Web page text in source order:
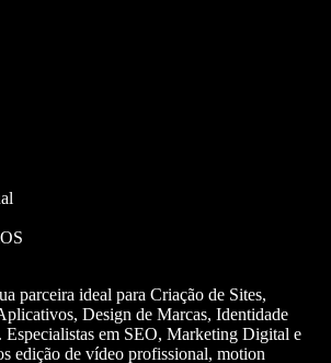
parceira ideal para Criação de Sites,
Design de Marcas, Identidade
em SEO, Marketing Digital e
edição de vídeo profissional, motion